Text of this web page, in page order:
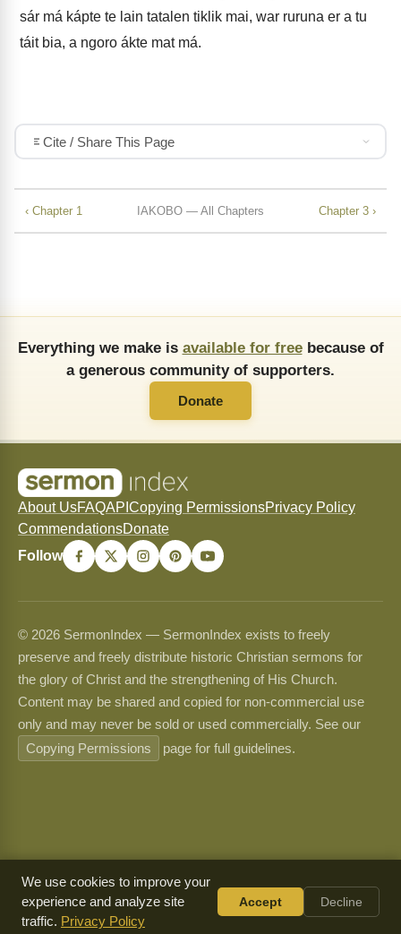
sár má kápte te lain tatalen tiklik mai, war ruruna er a tu
táit bia, a ngoro ákte mat má.
Cite / Share This Page
‹ Chapter 1 IAKOBO — All Chapters Chapter 3 ›
Everything we make is available for freebecause of
a generous community of supporters.
Donate
About UsFAQAPI Copying PermissionsPrivacy Policy
CommendationsDonate
Follow
© 2026 SermonIndex — SermonIndex exists to freely
preserve and freely distribute historic Christian sermons for
the glory of Christ and the strengthening of His Church.
Content may be shared and copied for non-commercial use
only and may never be sold or used commercially. See our
Copying Permissions
page for full guidelines.
We use cookies to improve your
experience and analyze site
traffic. Privacy Policy
Accept Decline